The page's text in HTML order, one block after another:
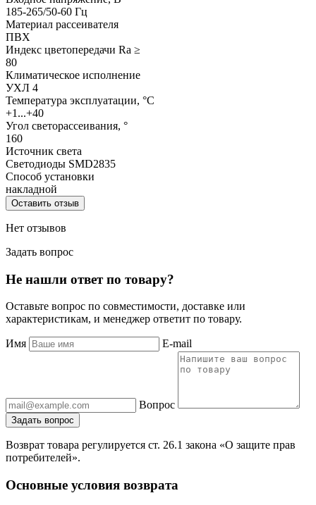
185-265/50-60 Гц
Материал рассеивателя
ПВХ
Индекс цветопередачи Ra ≥
80
Климатическое исполнение
УХЛ 4
Температура эксплуатации, °С
+1...+40
Угол светорассеивания, °
160
Источник света
Светодиоды SMD2835
Способ установки
накладной
Оставить отзыв
Нет отзывов
Задать вопрос
Не нашли ответ по товару?
Оставьте вопрос по совместимости, доставке или
характеристикам, и менеджер ответит по товару.
Имя E-mail
Вопрос
Задать вопрос
Возврат товара регулируется ст. 26.1 закона «О защите прав
потребителей».
Основные условия возврата